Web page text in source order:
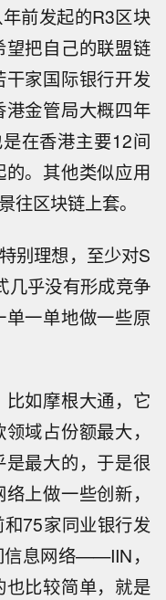
前发起的R3区块
把自己的联盟链
家国际银行开发
金管局大概四年
在香港主要12间
。其他类似应用
往区块链上套。
别理想，至少对S
几乎没有形成竞争
一单地做一些原
如摩根大通，它
域占份额最大，
最大的，于是很
上做一些创新，
75家同业银行发
息网络——IIN，
比较简单，就是